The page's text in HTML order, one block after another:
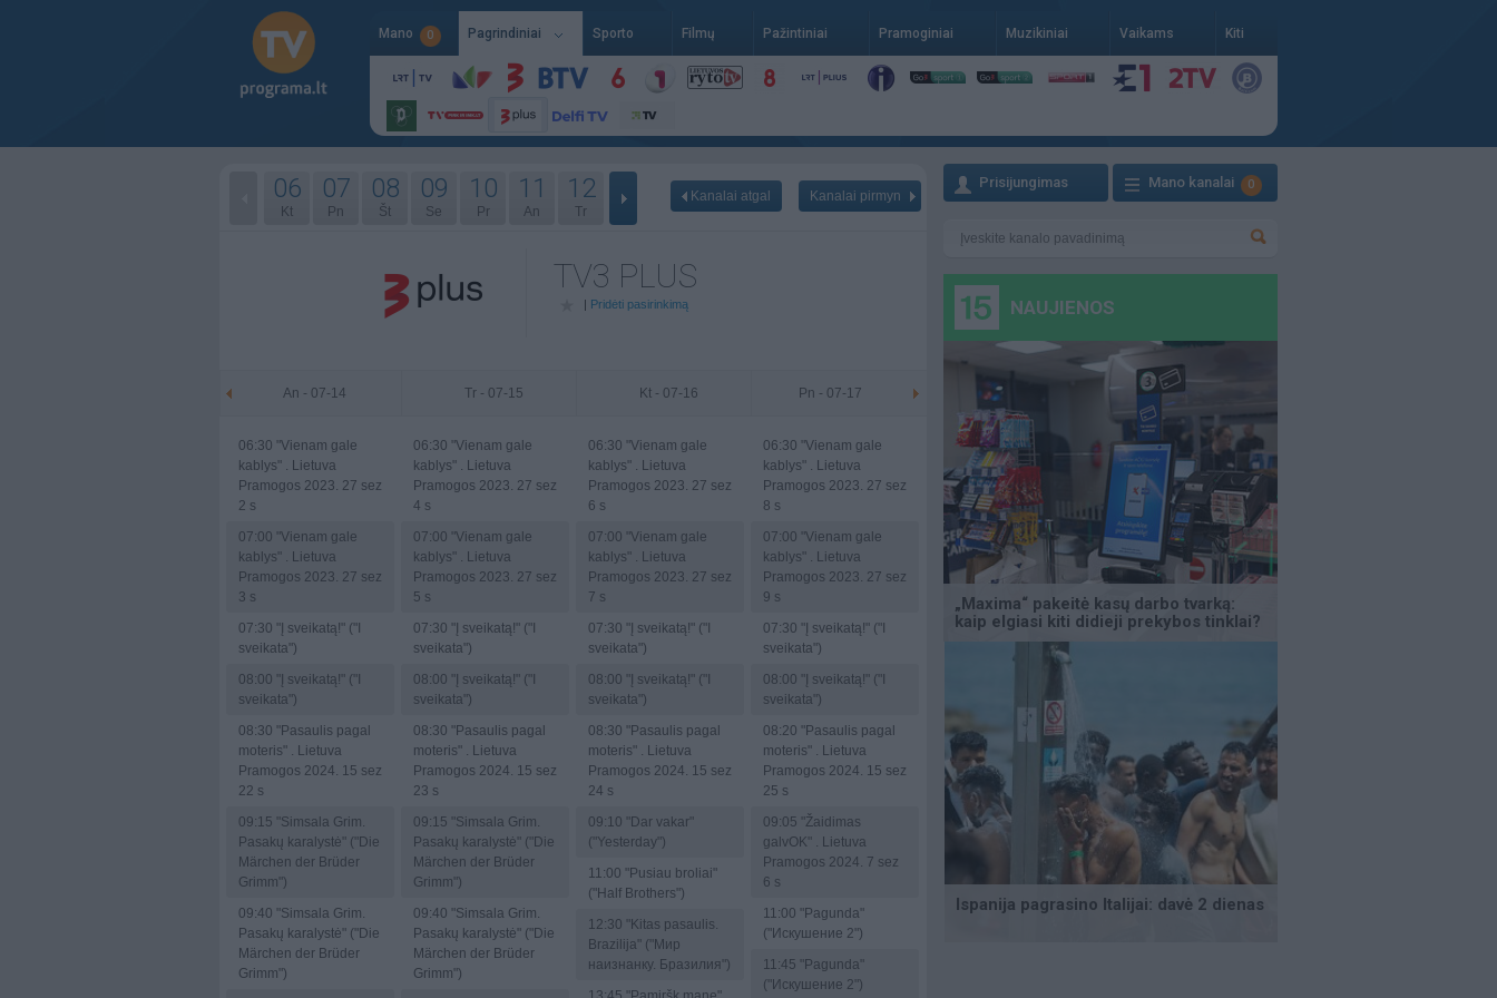
Mano 0 Pagrindiniai Sporto Filmų Pažintiniai Pramoginiai Muzikiniai Vaikams Kiti
06
Kt
07
Pn
08
Št
09
Se
10
Pr
11
An
12
Tr
Kanalai atgal Kanalai pirmyn
TV3 PLUS
| Pridėti pasirinkimą
An - 07-14
06:30 "Vienam gale
kablys" . Lietuva
Pramogos 2023. 27 sez
2 s
07:00 "Vienam gale
kablys" . Lietuva
Pramogos 2023. 27 sez
3 s
07:30 "Į sveikatą!" ("I
sveikata")
08:00 "Į sveikatą!" ("I
sveikata")
08:30 "Pasaulis pagal
moteris" . Lietuva
Pramogos 2024. 15 sez
22 s
09:15 "Simsala Grim.
Pasakų karalystė" ("Die
Märchen der Brüder
Grimm")
09:40 "Simsala Grim.
Pasakų karalystė" ("Die
Märchen der Brüder
Grimm")
Tr - 07-15
06:30 "Vienam gale
kablys" . Lietuva
Pramogos 2023. 27 sez
4 s
07:00 "Vienam gale
kablys" . Lietuva
Pramogos 2023. 27 sez
5 s
07:30 "Į sveikatą!" ("I
sveikata")
08:00 "Į sveikatą!" ("I
sveikata")
08:30 "Pasaulis pagal
moteris" . Lietuva
Pramogos 2024. 15 sez
23 s
09:15 "Simsala Grim.
Pasakų karalystė" ("Die
Märchen der Brüder
Grimm")
09:40 "Simsala Grim.
Pasakų karalystė" ("Die
Märchen der Brüder
Grimm")
Kt - 07-16
06:30 "Vienam gale
kablys" . Lietuva
Pramogos 2023. 27 sez
6 s
07:00 "Vienam gale
kablys" . Lietuva
Pramogos 2023. 27 sez
7 s
07:30 "Į sveikatą!" ("I
sveikata")
08:00 "Į sveikatą!" ("I
sveikata")
08:30 "Pasaulis pagal
moteris" . Lietuva
Pramogos 2024. 15 sez
24 s
09:10 "Dar vakar"
("Yesterday")
11:00 "Pusiau broliai"
("Half Brothers")
12:30 "Kitas pasaulis.
Brazilija" ("Мир
наизнанку. Бразилия")
Pn - 07-17
06:30 "Vienam gale
kablys" . Lietuva
Pramogos 2023. 27 sez
8 s
07:00 "Vienam gale
kablys" . Lietuva
Pramogos 2023. 27 sez
9 s
07:30 "Į sveikatą!" ("I
sveikata")
08:00 "Į sveikatą!" ("I
sveikata")
08:20 "Pasaulis pagal
moteris" . Lietuva
Pramogos 2024. 15 sez
25 s
09:05 "Žaidimas
galvOK" . Lietuva
Pramogos 2024. 7 sez
6 s
11:00 "Pagunda"
("Искушение 2")
11:45 "Pagunda"
("Искушение 2")
Prisijungimas Mano kanalai 0